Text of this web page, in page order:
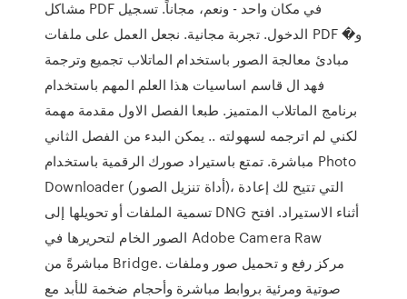
مشاكل PDF في مكان واحد - ونعم، مجاناً. تسجيل
الدخول. تجربة مجانية. نجعل العمل على ملفات PDF و�
مبادئ معالجة الصور باستخدام الماتلاب تجميع وترجمة
فهد ال قاسم اساسيات هذا العلم المهم باستخدام
برنامج الماتلاب المتميز. طبعا الفصل الاول مقدمة مهمة
لكني لم اترجمه لسهولته .. يمكن البدء من الفصل الثاني
مباشرة. تمتع باستيراد صورك الرقمية باستخدام Photo
Downloader (أداة تنزيل الصور)، التي تتيح لك إعادة
تسمية الملفات أو تحويلها إلى DNG أثناء الاستيراد. افتح
الصور الخام لتحريرها في Adobe Camera Raw
مباشرةً من Bridge. مركز رفع و تحميل صور وملفات
صوتية ومرئية بروابط مباشرة وأحجام ضخمة للأبد مع